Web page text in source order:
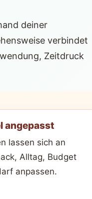
deiner
verbindet
Zeitdruck
angepasst
lassen sich an
Alltag, Budget
anpassen.